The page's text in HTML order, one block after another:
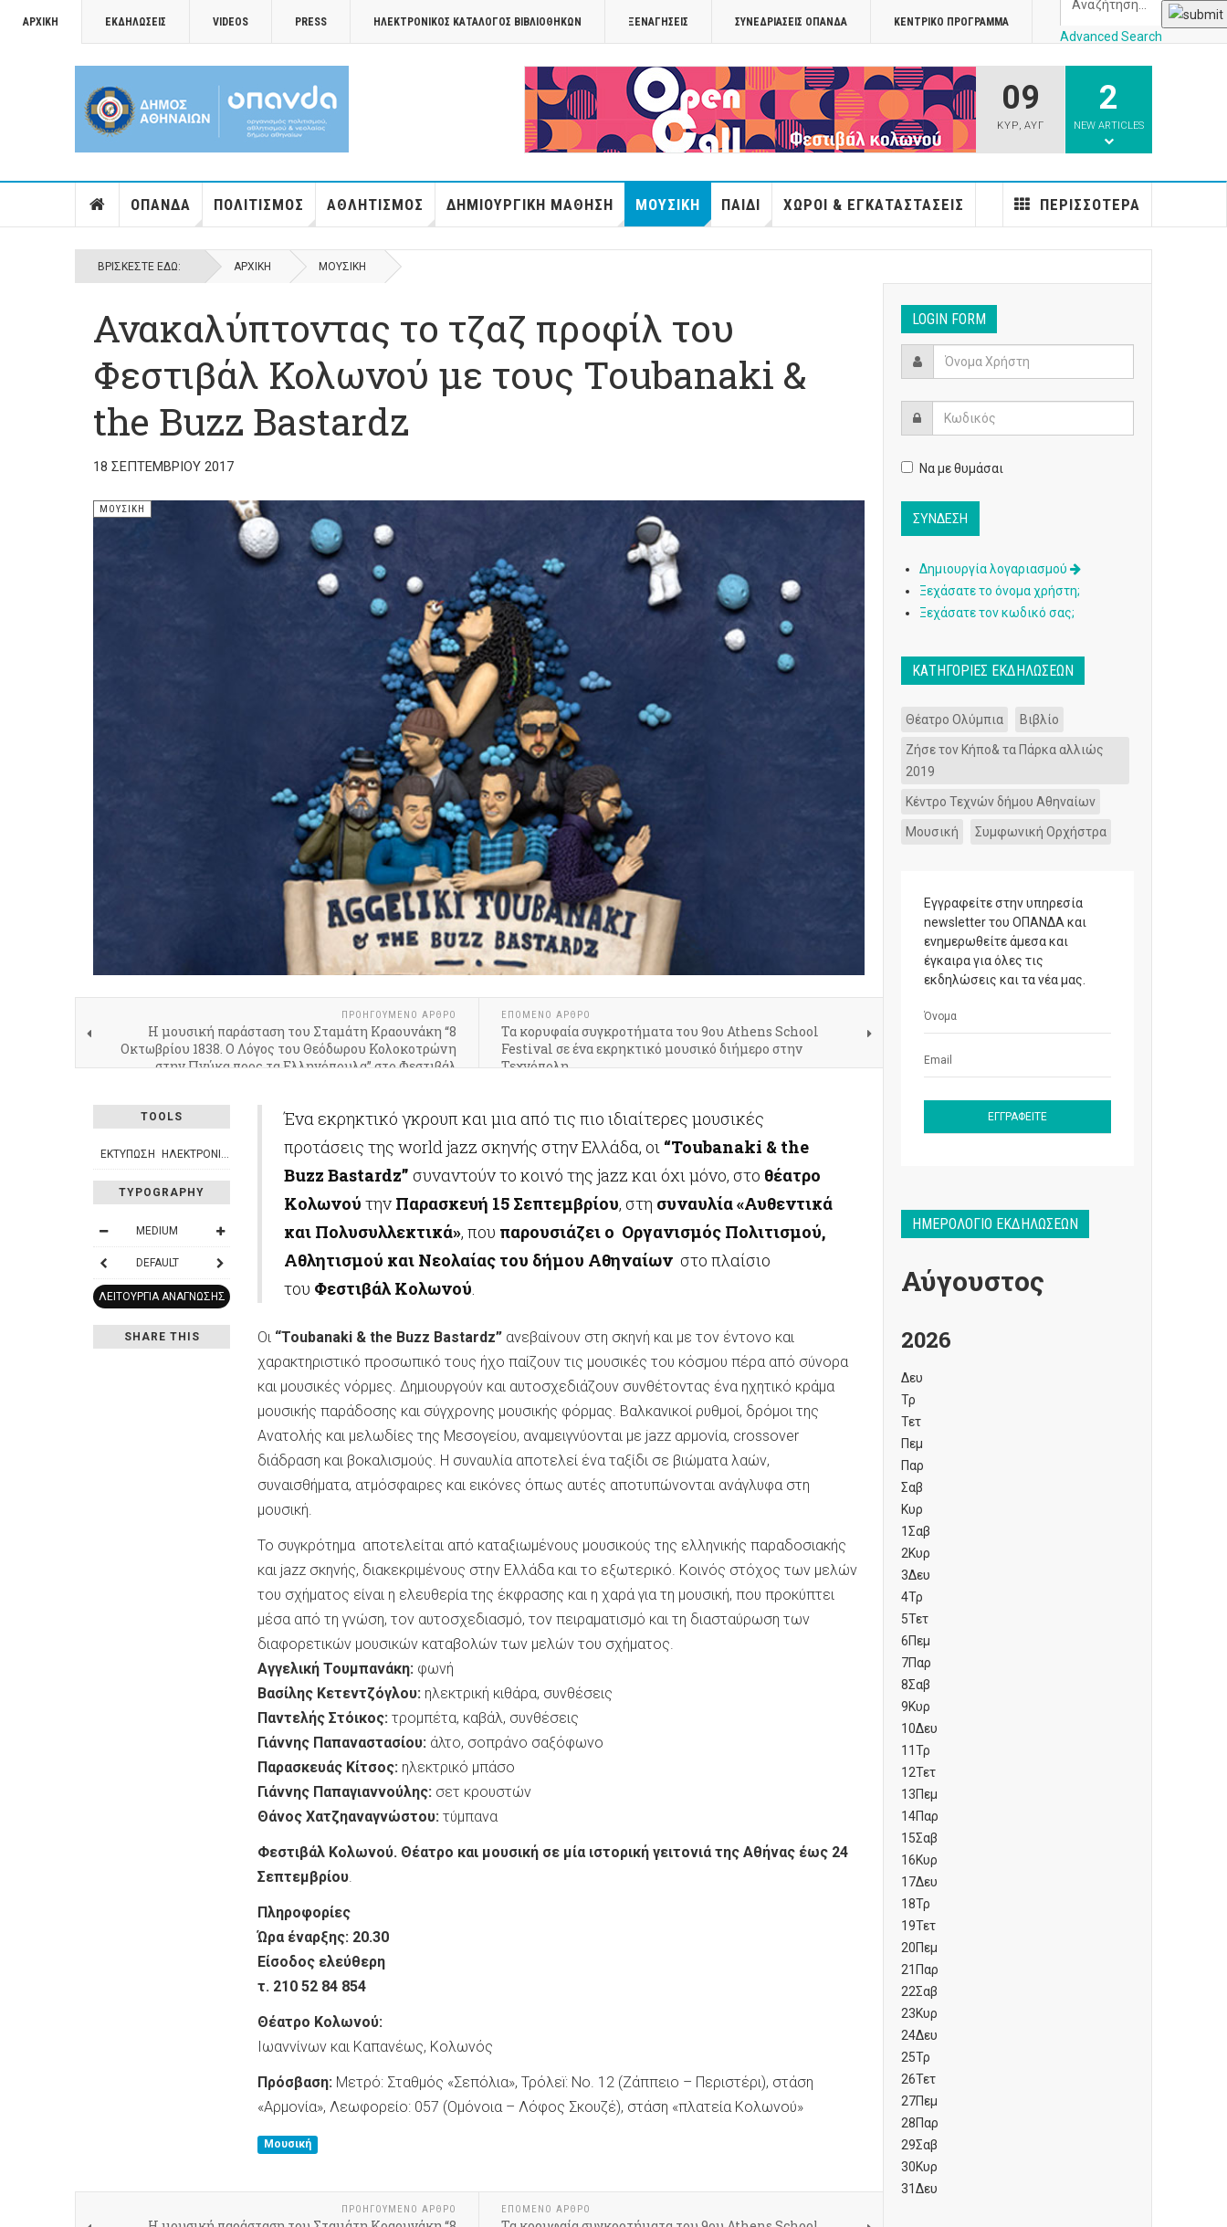
ΑΡΧΙΚΉ ΕΚΔΗΛΏΣΕΙΣ VIDEOS PRESS ΗΛΕΚΤΡΟΝΙΚΟΣ ΚΑΤΑΛΟΓΟΣ ΒΙΒΛΙΟΘΗΚΩΝ ΞΕΝΑΓΉΣΕΙΣ ΣΥΝΕΔΡΙΆΣΕΙΣ ΟΠΑΝΔΑ ΚΕΝΤΡΙΚΌ ΠΡΌΓΡΑΜΜΑ
Advanced Search
OPANDAcityofathens 09
ΚΥΡ, ΑΥΓ
2
NEW ARTICLES
ΟΠΑΝΔΑ ΠΟΛΙΤΙΣΜΌΣ ΑΘΛΗΤΙΣΜΌΣ ΔΗΜΙΟΥΡΓΙΚΉ ΜΆΘΗΣΗ ΜΟΥΣΙΚΉ ΠΑΙΔΊ ΧΏΡΟΙ & ΕΓΚΑΤΑΣΤΆΣΕΙΣ ΠΕΡΙΣΣΌΤΕΡΑ
ΒΡΊΣΚΕΣΤΕ ΕΔΏ: ΑΡΧΙΚΉ ΜΟΥΣΙΚΉ
Ανακαλύπτοντας το τζαζ προφίλ του
Φεστιβάλ Κολωνού με τους Toubanaki &
the Buzz Bastardz
18 ΣΕΠΤΕΜΒΡΊΟΥ 2017
ΜΟΥΣΙΚΉ
ΠΡΟΗΓΟΎΜΕΝΟ ΆΡΘΡΟ
Η μουσική παράσταση του Σταμάτη Κραουνάκη “8
Οκτωβρίου 1838. Ο Λόγος του Θεόδωρου Κολοκοτρώνη
στην Πνύκα προς τα Ελληνόπουλα” στο Φεστιβάλ
ΕΠΌΜΕΝΟ ΆΡΘΡΟ
Τα κορυφαία συγκροτήματα του 9ου Athens School
Festival σε ένα εκρηκτικό μουσικό διήμερο στην
Τεχνόπολη
TOOLS
ΕΚΤΎΠΩΣΗ ΗΛΕΚΤΡΟΝΙΚΌ ΤΑΧΥΔΡΟΜΕΊΟ
TYPOGRAPHY
MEDIUM
DEFAULT
ΛΕΙΤΟΥΡΓΊΑ ΑΝΆΓΝΩΣΗΣ
SHARE THIS
Ένα εκρηκτικό γκρουπ και μια από τις πιο ιδιαίτερες μουσικές
προτάσεις της world jazz σκηνής στην Ελλάδα, οι “Toubanaki & the
Buzz Bastardz” συναντούν το κοινό της jazz και όχι μόνο, στο θέατρο
Κολωνού τηνΠαρασκευή 15 Σεπτεμβρίου, στη συναυλία «Αυθεντικά
και Πολυσυλλεκτικά», που παρουσιάζει ο Οργανισμός Πολιτισμού,
Αθλητισμού και Νεολαίας του δήμου Αθηναίων στο πλαίσιο
του Φεστιβάλ Κολωνού.
Οι “Toubanaki & the Buzz Bastardz” ανεβαίνουν στη σκηνή και με τον έντονο και
χαρακτηριστικό προσωπικό τους ήχο παίζουν τις μουσικές του κόσμου πέρα από σύνορα
και μουσικές νόρμες. Δημιουργούν και αυτοσχεδιάζουν συνθέτοντας ένα ηχητικό κράμα
μουσικής παράδοσης και σύγχρονης μουσικής φόρμας. Bαλκανικοί ρυθμοί, δρόμοι της
Ανατολής και μελωδίες της Μεσογείου, αναμειγνύονται με jazz αρμονία, crossover
διάδραση και βοκαλισμούς. H συναυλία αποτελεί ένα ταξίδι σε βιώματα λαών,
συναισθήματα, ατμόσφαιρες και εικόνες όπως αυτές αποτυπώνονται ανάγλυφα στη
μουσική.
Το συγκρότημα αποτελείται από καταξιωμένους μουσικούς της ελληνικής παραδοσιακής
και jazz σκηνής, διακεκριμένους στην Ελλάδα και το εξωτερικό. Κοινός στόχος των μελών
του σχήματος είναι η ελευθερία της έκφρασης και η χαρά για τη μουσική, που προκύπτει
μέσα από τη γνώση, τον αυτοσχεδιασμό, τον πειραματισμό και τη διασταύρωση των
διαφορετικών μουσικών καταβολών των μελών του σχήματος.
Αγγελική Τουμπανάκη: φωνή
Βασίλης Κετεντζόγλου: ηλεκτρική κιθάρα, συνθέσεις
Παντελής Στόικος: τρομπέτα, καβάλ, συνθέσεις
Γιάννης Παπαναστασίου: άλτο, σοπράνο σαξόφωνο
Παρασκευάς Κίτσος: ηλεκτρικό μπάσο
Γιάννης Παπαγιαννούλης: σετ κρουστών
Θάνος Χατζηαναγνώστου: τύμπανα
Φεστιβάλ Κολωνού. Θέατρο και μουσική σε μία ιστορική γειτονιά της Αθήνας έως 24
Σεπτεμβρίου.
Πληροφορίες
Ώρα έναρξης: 20.30
Είσοδος ελεύθερη
τ. 210 52 84 854
Θέατρο Κολωνού:
Ιωαννίνων και Καπανέως, Κολωνός
Πρόσβαση: Μετρό: Σταθμός «Σεπόλια», Τρόλεï: No. 12 (Ζάππειο – Περιστέρι), στάση
«Αρμονία», Λεωφορείο: 057 (Ομόνοια – Λόφος Σκουζέ), στάση «πλατεία Κολωνού»
Μουσική
ΠΡΟΗΓΟΎΜΕΝΟ ΆΡΘΡΟ ΕΠΌΜΕΝΟ ΆΡΘΡΟ
LOGIN FORM
Να με θυμάσαι
Δημιουργία λογαριασμού
Ξεχάσατε το όνομα χρήστη;
Ξεχάσατε τον κωδικό σας;
ΚΑΤΗΓΟΡΊΕΣ ΕΚΔΗΛΏΣΕΩΝ
Θέατρο Ολύμπια Βιβλίο
Ζήσε τον Κήπο& τα Πάρκα αλλιώς
2019
Κέντρο Τεχνών δήμου Αθηναίων
Μουσική Συμφωνική Ορχήστρα
Εγγραφείτε στην υπηρεσία
newsletter του ΟΠΑΝΔΑ και
ενημερωθείτε άμεσα και
έγκαιρα για όλες τις
εκδηλώσεις και τα νέα μας.
ΗΜΕΡΟΛΌΓΙΟ ΕΚΔΗΛΏΣΕΩΝ
Αύγουστος
2026
Δευ
Τρ
Τετ
Πεμ
Παρ
Σαβ
Κυρ
1Σαβ
2Κυρ
3Δευ
4Τρ
5Τετ
6Πεμ
7Παρ
8Σαβ
9Κυρ
10Δευ
11Τρ
12Τετ
13Πεμ
14Παρ
15Σαβ
16Κυρ
17Δευ
18Τρ
19Τετ
20Πεμ
21 Παρ
22Σαβ
23Κυρ
24Δευ
25Τρ
26Τετ
27Πεμ
28Παρ
29Σαβ
30Κυρ
31Δευ